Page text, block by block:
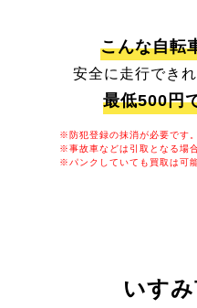
こんな自転
安全に走行でき
最低500円
※防犯登録の抹消が必要です。
※事故車などは引取となる場
※パンクしていても買取は可
いす